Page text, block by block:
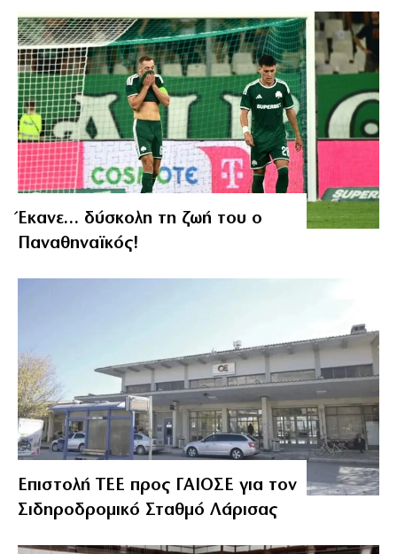
Έκανε… δύσκολη τη ζωή του ο
Παναθηναϊκός!
Επιστολή ΤΕΕ προς ΓΑΙΟΣΕ για τον
Σιδηροδρομικό Σταθμό Λάρισας